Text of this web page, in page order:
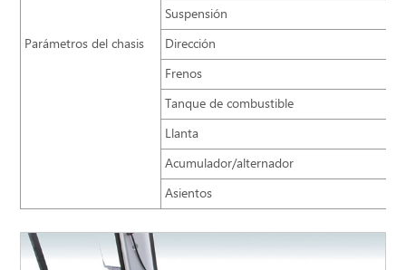
Parámetros del chasis
Suspensión
Dirección
Frenos
Tanque de combustible
Llanta
Acumulador/alternador
Asientos